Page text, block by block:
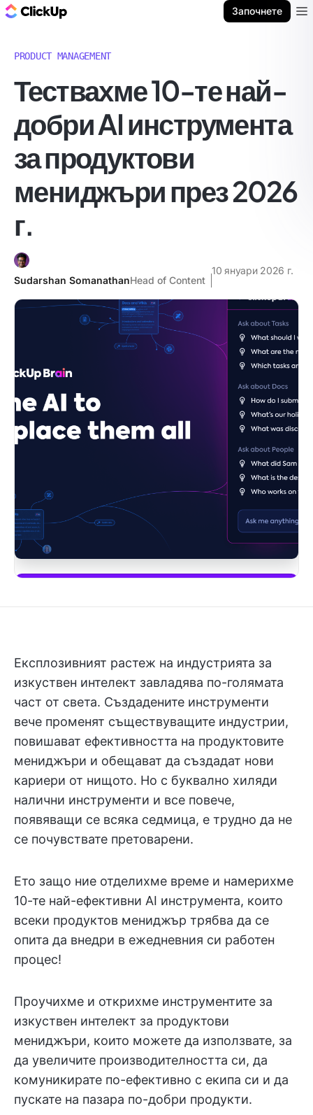
Започнете
PRODUCT MANAGEMENT
Тествахме 10-те най-
добри AI инструмента
за продуктови
мениджъри през 2026
г.
Sudarshan SomanathanHead of Content
10 януари 2026 г.
Експлозивният растеж на индустрията за
изкуствен интелект завладява по-голямата
част от света. Създадените инструменти
вече променят съществуващите индустрии,
повишават ефективността на продуктовите
мениджъри и обещават да създадат нови
кариери от нищото. Но с буквално хиляди
налични инструменти и все повече,
появяващи се всяка седмица, е трудно да не
се почувствате претоварени.
Ето защо ние отделихме време и намерихме
10-те най-ефективни AI инструмента, които
всеки продуктов мениджър трябва да се
опита да внедри в ежедневния си работен
процес!
Проучихме и открихме инструментите за
изкуствен интелект за продуктови
мениджъри, които можете да използвате, за
да увеличите производителността си, да
комуникирате по-ефективно с екипа си и да
пускате на пазара по-добри продукти.